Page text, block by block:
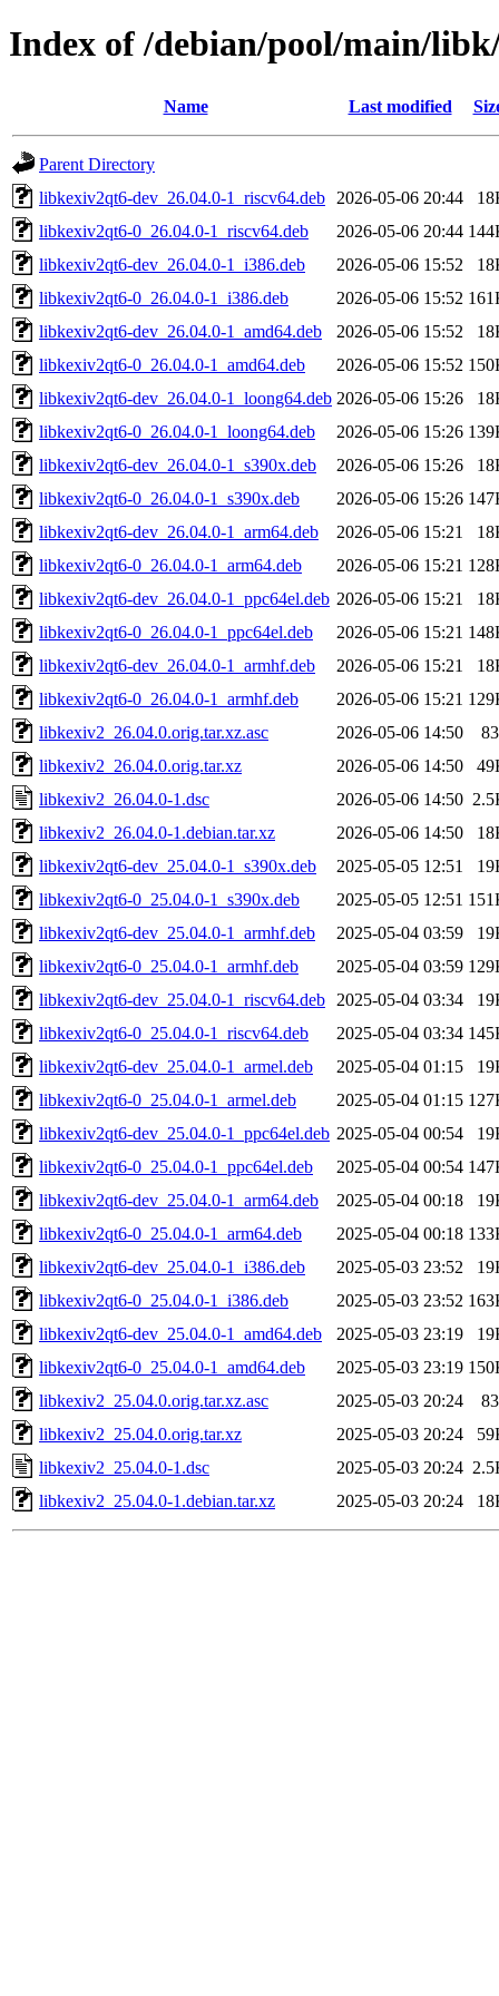
Index of /debian/pool/main/
Name Last modified
Parent Directory
libkexiv2qt6-dev_26.04.0-1_riscv64.deb
2026-05-06 20:44
libkexiv2qt6-0_26.04.0-1_riscv64.deb
2026-05-06 20:44
libkexiv2qt6-dev_26.04.0-1_i386.deb
2026-05-06 15:52
libkexiv2qt6-0_26.04.0-1_i386.deb
2026-05-06 15:52
libkexiv2qt6-dev_26.04.0-1_amd64.deb
2026-05-06 15:52
libkexiv2qt6-0_26.04.0-1_amd64.deb
2026-05-06 15:52
libkexiv2qt6-dev_26.04.0-1_loong64.deb 2026-05-06 15:26
libkexiv2qt6-0_26.04.0-1_loong64.deb
2026-05-06 15:26
libkexiv2qt6-dev_26.04.0-1_s390x.deb
2026-05-06 15:26
libkexiv2qt6-0_26.04.0-1_s390x.deb
2026-05-06 15:26
libkexiv2qt6-dev_26.04.0-1_arm64.deb
2026-05-06 15:21
libkexiv2qt6-0_26.04.0-1_arm64.deb
2026-05-06 15:21
libkexiv2qt6-dev_26.04.0-1_ppc64el.deb 2026-05-06 15:21
libkexiv2qt6-0_26.04.0-1_ppc64el.deb
2026-05-06 15:21
libkexiv2qt6-dev_26.04.0-1_armhf.deb
2026-05-06 15:21
libkexiv2qt6-0_26.04.0-1_armhf.deb
2026-05-06 15:21
libkexiv2_26.04.0.orig.tar.xz.asc
2026-05-06 14:50
libkexiv2_26.04.0.orig.tar.xz
2026-05-06 14:50
libkexiv2_26.04.0-1.dsc
2026-05-06 14:50
libkexiv2_26.04.0-1.debian.tar.xz
2026-05-06 14:50
libkexiv2qt6-dev_25.04.0-1_s390x.deb
2025-05-05 12:51
libkexiv2qt6-0_25.04.0-1_s390x.deb
2025-05-05 12:51
libkexiv2qt6-dev_25.04.0-1_armhf.deb
2025-05-04 03:59
libkexiv2qt6-0_25.04.0-1_armhf.deb
2025-05-04 03:59
libkexiv2qt6-dev_25.04.0-1_riscv64.deb
2025-05-04 03:34
libkexiv2qt6-0_25.04.0-1_riscv64.deb
2025-05-04 03:34
libkexiv2qt6-dev_25.04.0-1_armel.deb
2025-05-04 01:15
libkexiv2qt6-0_25.04.0-1_armel.deb
2025-05-04 01:15
libkexiv2qt6-dev_25.04.0-1_ppc64el.deb 2025-05-04 00:54
libkexiv2qt6-0_25.04.0-1_ppc64el.deb
2025-05-04 00:54
libkexiv2qt6-dev_25.04.0-1_arm64.deb
2025-05-04 00:18
libkexiv2qt6-0_25.04.0-1_arm64.deb
2025-05-04 00:18
libkexiv2qt6-dev_25.04.0-1_i386.deb
2025-05-03 23:52
libkexiv2qt6-0_25.04.0-1_i386.deb
2025-05-03 23:52
libkexiv2qt6-dev_25.04.0-1_amd64.deb
2025-05-03 23:19
libkexiv2qt6-0_25.04.0-1_amd64.deb
2025-05-03 23:19
libkexiv2_25.04.0.orig.tar.xz.asc
2025-05-03 20:24
libkexiv2_25.04.0.orig.tar.xz
2025-05-03 20:24
libkexiv2_25.04.0-1.dsc
2025-05-03 20:24
libkexiv2_25.04.0-1.debian.tar.xz
2025-05-03 20:24